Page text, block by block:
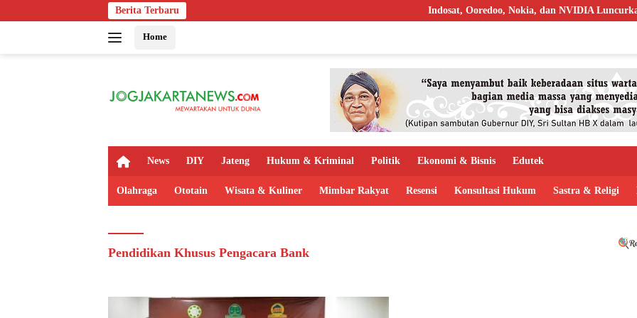
ke
Berita Terbaru Indosat, Ooredoo, Nokia, dan NVIDIA Luncurkan
Home
H
m
News DIY Jateng Hukum & Kriminal Politik Ekonomi & Bisnis Edutek
Olahraga Ototain Wisata & Kuliner Mimbar Rakyat Resensi Konsultasi Hukum Sastra & Religi
Pendidikan Khusus Pengacara Bank